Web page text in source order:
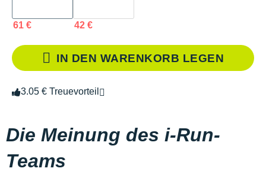
61 € 42 €
IN DEN WARENKORB LEGEN
3.05 € Treuevorteil
Die Meinung des i-Run-
Teams